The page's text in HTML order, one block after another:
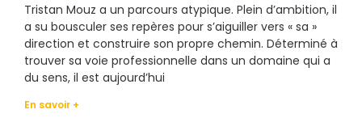
Tristan Mouz a un parcours atypique. Plein d’ambition, il
a su bousculer ses repères pour s’aiguiller vers « sa »
direction et construire son propre chemin. Déterminé à
trouver sa voie professionnelle dans un domaine qui a
du sens, il est aujourd’hui
En savoir +